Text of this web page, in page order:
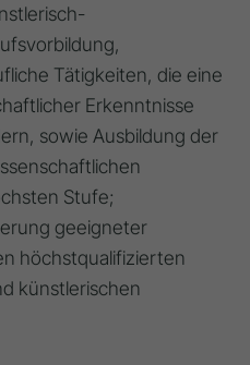
Tätigkeiten, die eine
Erkenntnisse
sowie Ausbildung der
Stufe;
geeigneter
höchstqualifizierten
künstlerischen